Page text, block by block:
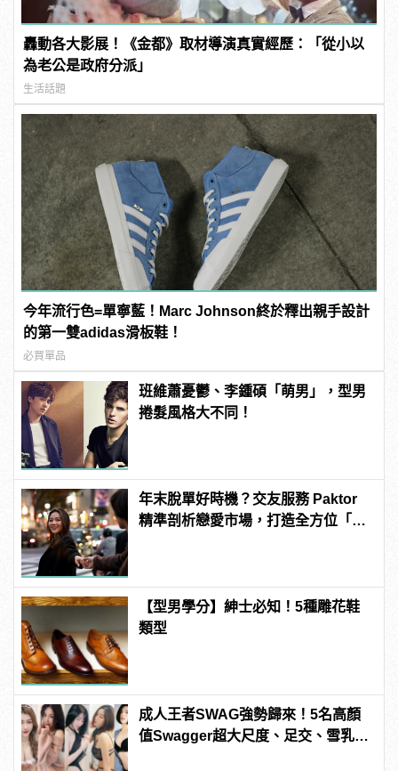
轟動各大影展！《金都》取材導演真實經歷：「從小以
為老公是政府分派」
生活話題
今年流行色=單寧藍！Marc Johnson終於釋出親手設計
的第一雙adidas滑板鞋！
必買單品
班維蕭憂鬱、李鍾碩「萌男」，型男
捲髮風格大不同！
年末脫單好時機？交友服務 Paktor
精準剖析戀愛市場，打造全方位「情
【型男學分】紳士必知！5種雕花鞋
類型
成人王者SWAG強勢歸來！5名高顏
值Swagger超大尺度、足交、雪乳、